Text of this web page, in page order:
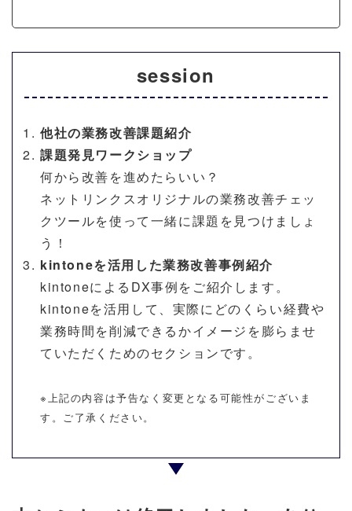
session
他社の業務改善課題紹介
課題発見ワークショップ
何から改善を進めたらいい？
ネットリンクスオリジナルの業務改善チェッ
クツールを使って一緒に課題を見つけましょ
う！
kintoneを活用した業務改善事例紹介
kintoneによる DX事例をご紹介します。
kintoneを活用して、実際にどのくらい経費や
業務時間を削減できるかイメージを膨らませ
ていただくためのセクションです。
※上記の内容は予告なく変更となる可能性がございま
す。ご了承ください。